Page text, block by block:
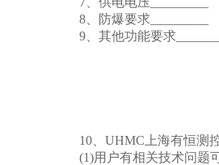
8、防爆要求_________
9、其他功能要求
10、UHMC上海有恒测
(1)用户有相关技术问题